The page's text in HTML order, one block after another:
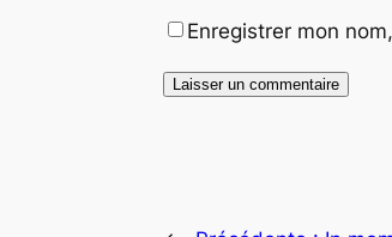
Enregistrer mon